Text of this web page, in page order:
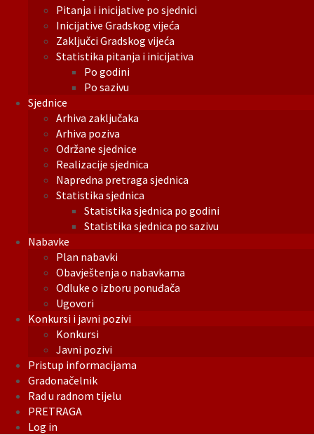
Pitanja i inicijative po sjednici
Inicijative Gradskog vijeća
Zaključci Gradskog vijeća
Statistika pitanja i inicijativa
Po godini
Po sazivu
Sjednice
Arhiva zaključaka
Arhiva poziva
Održane sjednice
Realizacije sjednica
Napredna pretraga sjednica
Statistika sjednica
Statistika sjednica po godini
Statistika sjednica po sazivu
Nabavke
Plan nabavki
Obavještenja o nabavkama
Odluke o izboru ponuđača
Ugovori
Konkursi i javni pozivi
Konkursi
Javni pozivi
Pristup informacijama
Gradonačelnik
Rad u radnom tijelu
PRETRAGA
Log in